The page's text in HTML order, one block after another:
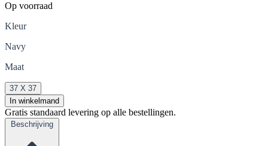
Op voorraad
Kleur
Navy
Maat
37 X 37
In winkelmand
Gratis standaard levering op alle bestellingen.
Beschrijving